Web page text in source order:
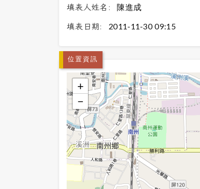
填表人姓名: 陳進成
填表日期: 2011-11-30 09:15
位置資訊
+
−